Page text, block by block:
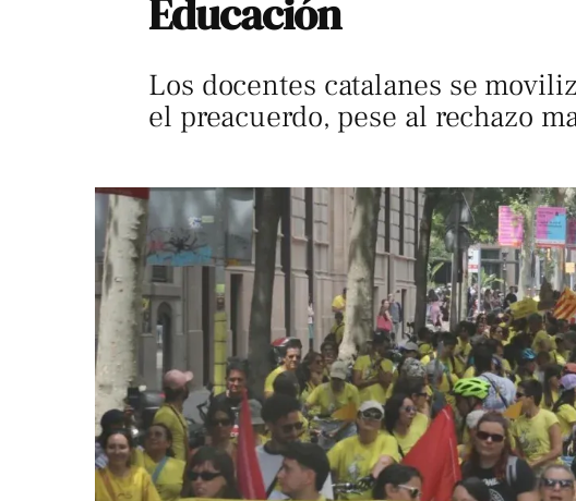
Educación
Los docentes catalanes se
el preacuerdo, pese al rechazo